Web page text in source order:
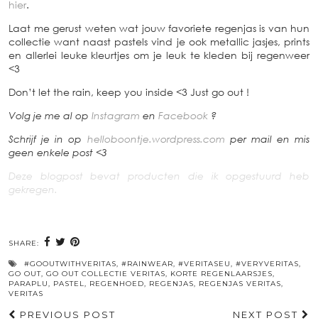
hier.
Laat me gerust weten wat jouw favoriete regenjas is van hun
collectie want naast pastels vind je ook metallic jasjes, prints
en allerlei leuke kleurtjes om je leuk te kleden bij regenweer
<3
Don’t let the rain, keep you inside <3 Just go out !
Volg je me al op Instagram en Facebook ?
Schrijf je in op helloboontje.wordpress.com per mail en mis
geen enkele post <3
Deze blogpost bevat producten die ik opgestuurd heb
gekregen.
SHARE:
#GOOUTWITHVERITAS #RAINWEAR #VERITASEU #VERYVERITAS
GO OUT GO OUT COLLECTIE VERITAS KORTE REGENLAARSJES
PARAPLU
PASTEL REGENHOED REGENJAS REGENJAS VERITAS
VERITAS
PREVIOUS POST
NEXT POST